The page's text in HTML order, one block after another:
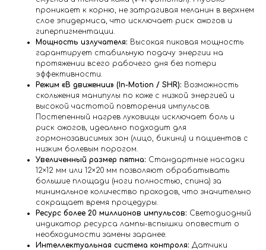
проникает к корню, не затрагивая меланин в верхнем
слое эпидермиса, что исключает риск ожогов и
гиперпигментации.
Мощность излучателя: Высокая пиковая мощность
гарантирует стабильную подачу энергии на
протяжении всего рабочего дня без потери
эффективности.
Режим «В движении» (In-Motion / SHR): Возможность
скольжения манипулы по коже с низкой энергией и
высокой частотой повторения импульсов.
Постепенный нагрев луковицы исключает боль и
риск ожогов, идеально подходит для
гормонозависимых зон (лицо, бикини) и пациентов с
низким болевым порогом.
Увеличенный размер пятна: Стандартные насадки
12×12 мм или 12×20 мм позволяют обрабатывать
большие площади (ноги полностью, спина) за
минимальное количество проходов, что значительно
сокращает время процедуры.
Ресурс более 20 миллионов импульсов: Светодиодный
индикатор ресурса лампы-вспышки оповестит о
необходимости замены заранее.
Интеллектуальная система контроля: Датчики